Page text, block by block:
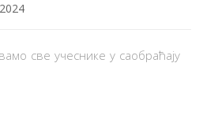
све учеснике у саобраћају